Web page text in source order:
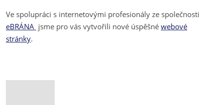
Ve spolupráci s internetovými profesionály ze společnosti
eBRÁNA jsme pro vás vytvořili nové úspěšné webové
stránky.